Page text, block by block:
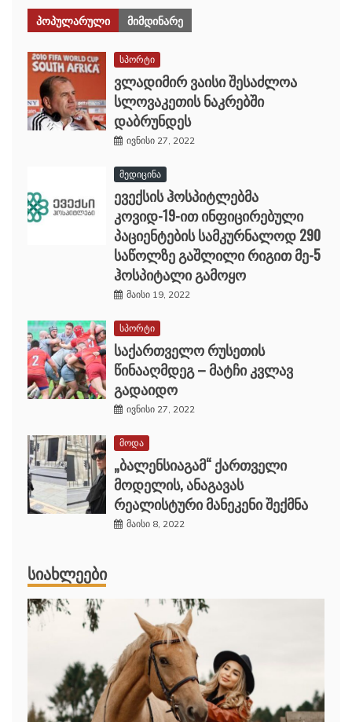
ᲞᲝᲞᲣᲚᲐᲠᲣᲚᲘ ᲛᲘᲛᲓᲘᲜᲐᲠᲔ
სპორტი
ვლადიმირ ვაისი შესაძლოა
სლოვაკეთის ნაკრებში
დაბრუნდეს
ივნისი 27, 2022
მედიცინა
ევექსის ჰოსპიტლებმა
კოვიდ-19-ით ინფიცირებული
პაციენტების სამკურნალოდ 290
საწოლზე გაშლილი რიგით მე-5
ჰოსპიტალი გამოყო
მაისი 19, 2022
სპორტი
საქართველო რუსეთის
წინააღმდეგ – მატჩი კვლავ
გადაიდო
ივნისი 27, 2022
მოდა
„ბალენსიაგამ“ ქართველი
მოდელის, ანაგავას
რეალისტური მანეკენი შექმნა
მაისი 8, 2022
ᲡᲘᲐᲮᲚᲔᲔᲑᲘ